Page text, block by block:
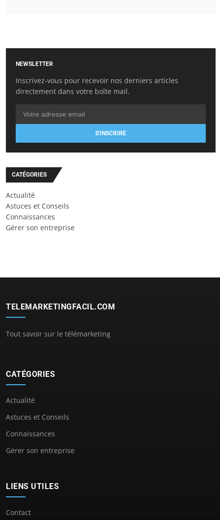
NEWSLETTER
Inscrivez-vous pour recevoir nos derniers articles
directement dans votre boîte mail.
S'INSCRIRE
CATÉGORIES
Actualité
Astuces et Conseils
Connaissances
Gérer son entreprise
TELEMARKETINGFACIL.COM
Tout savoir sur le télémarketing
CATÉGORIES
Actualité
Astuces et Conseils
Connaissances
Gérer son entreprise
LIENS UTILES
Contact